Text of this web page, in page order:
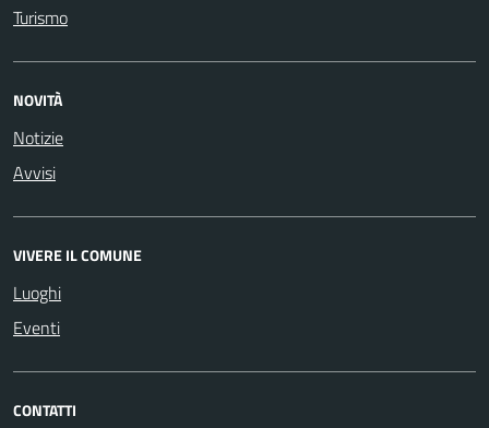
Turismo
NOVITÀ
Notizie
Avvisi
VIVERE IL COMUNE
Luoghi
Eventi
CONTATTI